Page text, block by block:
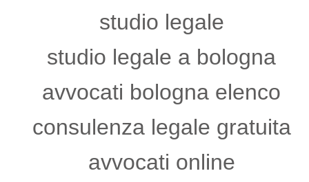
studio legale
studio legale a bologna
avvocati bologna elenco
consulenza legale gratuita
avvocati online